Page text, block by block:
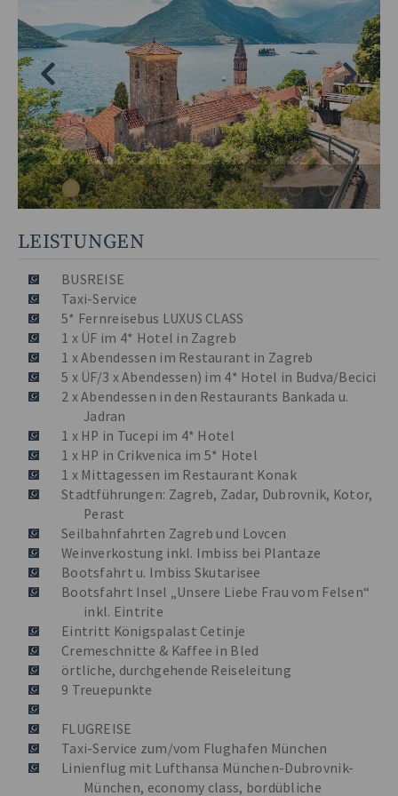
LEISTUNGEN
BUSREISE
Taxi-Service
5* Fernreisebus LUXUS CLASS
1 x ÜF im 4* Hotel in Zagreb
1 x Abendessen im Restaurant in Zagreb
5 x ÜF/3 x Abendessen) im 4* Hotel in Budva/Becici
2 x Abendessen in den Restaurants Bankada u.
Jadran
1 x HP in Tucepi im 4* Hotel
1 x HP in Crikvenica im 5* Hotel
1 x Mittagessen im Restaurant Konak
Stadtführungen: Zagreb, Zadar, Dubrovnik, Kotor,
Perast
Seilbahnfahrten Zagreb und Lovcen
Weinverkostung inkl. Imbiss bei Plantaze
Bootsfahrt u. Imbiss Skutarisee
Bootsfahrt Insel „Unsere Liebe Frau vom Felsen“
inkl. Eintrite
Eintritt Königspalast Cetinje
Cremeschnitte & Kaffee in Bled
örtliche, durchgehende Reiseleitung
9 Treuepunkte
FLUGREISE
Taxi-Service zum/vom Flughafen München
Linienflug mit Lufthansa München-Dubrovnik-
München, economy class, bordübliche